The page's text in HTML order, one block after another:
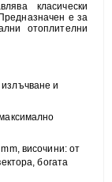
класически
е за
отоплителни
и
височини:от
богата